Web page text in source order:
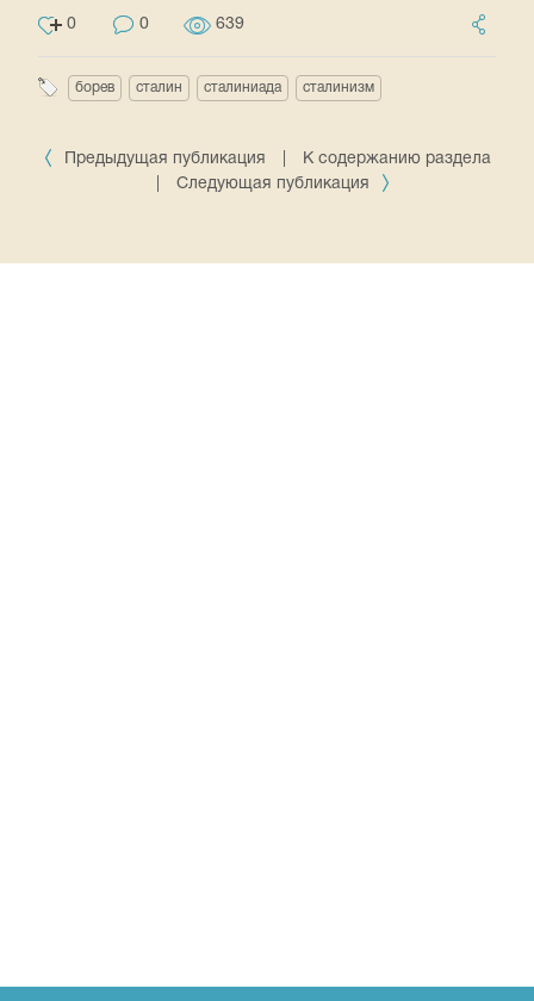
0 0 639
борев сталин сталиниада сталинизм
Предыдущая публикация
К содержанию раздела
Следующая публикация